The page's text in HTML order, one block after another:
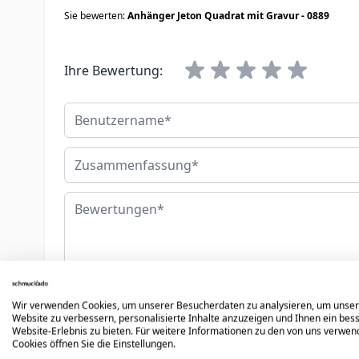
Sie bewerten:Anhänger Jeton Quadrat mit Gravur - 0889
Ihre Bewertung:
Benutzername
Zusammenfassung
Bewertungen
Wir verwenden Cookies, um unserer Besucherdaten zu analysieren, um
Website zu verbessern, personalisierte Inhalte anzuzeigen und Ihnen ein
Website-Erlebnis zu bieten. Für weitere Informationen zu den von uns
Cookies öffnen Sie die Einstellungen.